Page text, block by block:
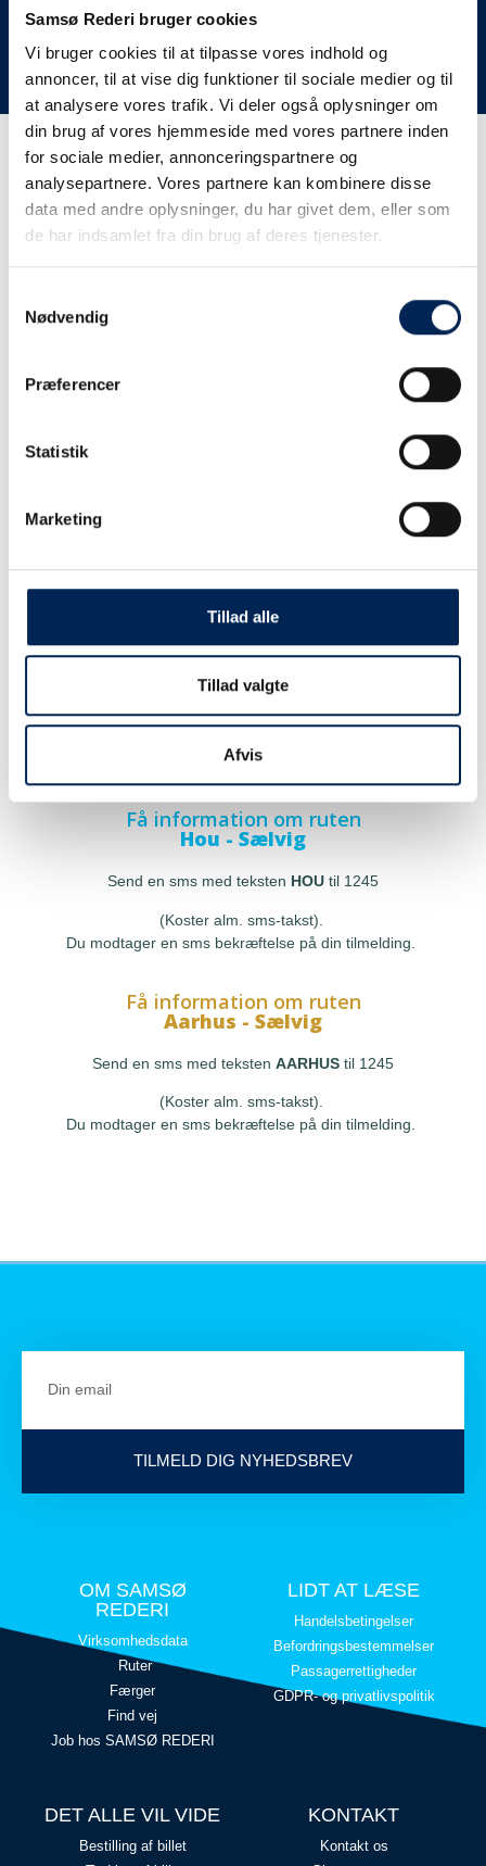
Samsø Rederi bruger cookies
Vi bruger cookies til at tilpasse vores indhold og
annoncer, til at vise dig funktioner til sociale medier og til
at analysere vores trafik. Vi deler også oplysninger om
din brug af vores hjemmeside med vores partnere inden
for sociale medier, annonceringspartnere og
analysepartnere. Vores partnere kan kombinere disse
data med andre oplysninger, du har givet dem, eller som
de har indsamlet fra din brug af deres tjenester.
Nødvendig
Præferencer
Statistik
Marketing
Tillad alle
Tillad valgte
Afvis
her på siden og ikke ringe eller skrive til os, da vi ikke
har mere at fortælle end I kan læse her.
Vi takker for jeres forståelse.
Få trafikinformation på
sms
tjekke vores hjemmeside eller ringe til os.
Få information om ruten
Hou - Sælvig
Send en sms med teksten HOU til 1245
(Koster alm. sms-takst).
Du modtager en sms bekræftelse på din tilmelding.
Få information om ruten
Aarhus - Sælvig
Send en sms med teksten AARHUS til 1245
(Koster alm. sms-takst).
Du modtager en sms bekræftelse på din tilmelding.
TILMELD DIG NYHEDSBREV
OM SAMSØ
REDERI
Virksomhedsdata
Ruter
Færger
Find vej
Job hos SAMSØ REDERI
LIDT AT LÆSE
Handelsbetingelser
Befordringsbestemmelser
Passagerrettigheder
GDPR- og privatlivspolitik
DET ALLE VIL VIDE
Bestilling af billet
KONTAKT
Kontakt os